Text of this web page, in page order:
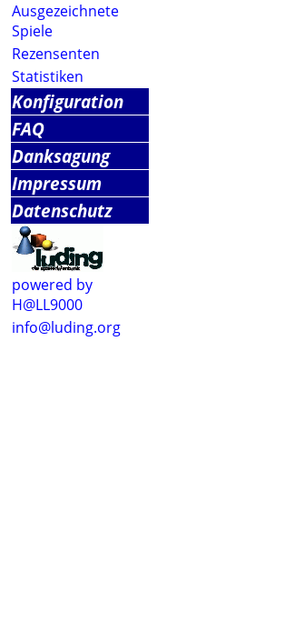
Ausgezeichnete
Spiele
Rezensenten
Statistiken
Konfiguration
FAQ
Danksagung
Impressum
Datenschutz
powered by
H@LL9000
info@luding.org